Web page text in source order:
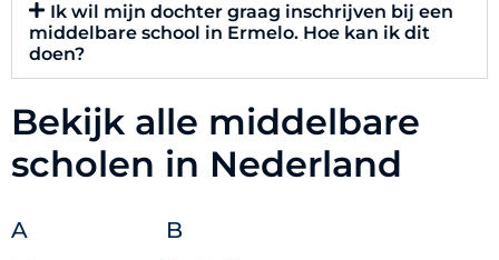
Ik wil mijn dochter graag inschrijven bij een
middelbare school in Ermelo. Hoe kan ik dit
doen?
Bekijk alle middelbare
scholen in Nederland
A B